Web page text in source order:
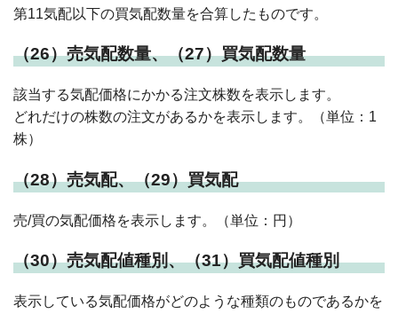
第11気配以下の買気配数量を合算したものです。
（26）売気配数量、（27）買気配数量
該当する気配価格にかかる注文株数を表示します。
どれだけの株数の注文があるかを表示します。（単位：1
株）
（28）売気配、（29）買気配
売/買の気配価格を表示します。（単位：円）
（30）売気配値種別、（31）買気配値種別
表示している気配価格がどのような種類のものであるかを